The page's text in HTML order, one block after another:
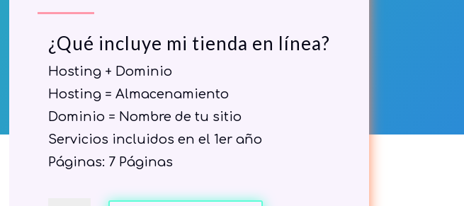
$28,000.00.$25,331.61.
¿Qué incluye mi tienda en línea?
Hosting + Dominio
Hosting = Almacenamiento
Dominio = Nombre de tu sitio
Servicios incluidos en el 1er año
Páginas: 7 Páginas